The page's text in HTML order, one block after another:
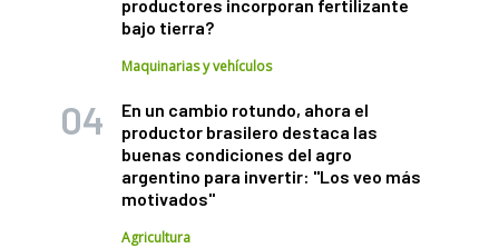
productores incorporan fertilizante
bajo tierra?
Maquinarias y vehículos
En un cambio rotundo, ahora el
productor brasilero destaca las
buenas condiciones del agro
argentino para invertir: "Los veo más
motivados"
Agricultura